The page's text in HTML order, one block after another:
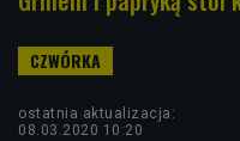
ostatnia aktualizacja:
08.03.2020 10:20